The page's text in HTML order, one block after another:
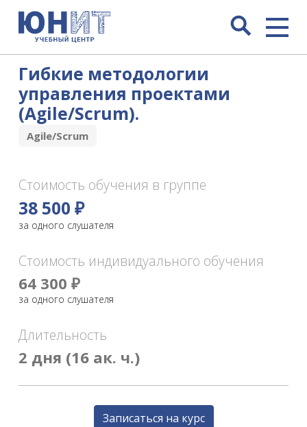
Гибкие методологии
управления проектами
(Agile/Scrum).
Agile/Scrum
Стоимость обучения в группе
38 500 ₽
за одного слушателя
Стоимость индивидуального обучения
64 300 ₽
за одного слушателя
Длительность
2 дня (16 ак. ч.)
Записаться на курс